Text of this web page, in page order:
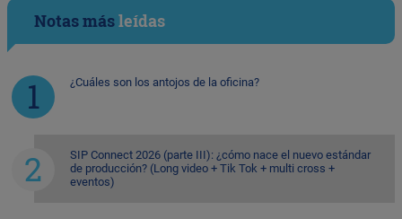
Notas másleídas
¿Cuáles son los antojos de la oficina?
SIP Connect 2026 (parte III): ¿cómo nace el nuevo estándar
de producción? (Long video + Tik Tok + multi cross +
eventos)